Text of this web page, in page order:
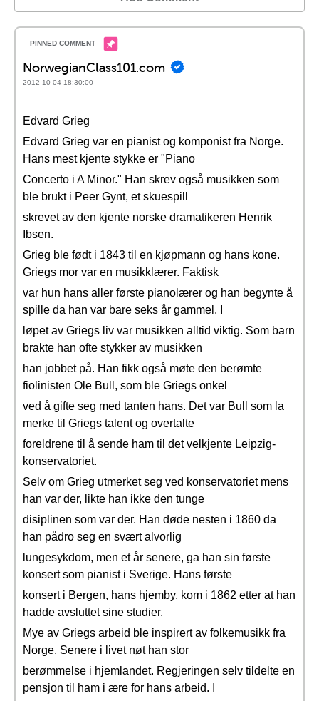
NorwegianClass101.com
2012-10-04 18:30:00
Edvard Grieg
Edvard Grieg var en pianist og komponist fra Norge.
Hans mest kjente stykke er "Piano
Concerto i A Minor." Han skrev også musikken som
ble brukt i Peer Gynt, et skuespill
skrevet av den kjente norske dramatikeren Henrik
Ibsen.
Grieg ble født i 1843 til en kjøpmann og hans kone.
Griegs mor var en musikklærer. Faktisk
var hun hans aller første pianolærer og han begynte å
spille da han var bare seks år gammel. I
løpet av Griegs liv var musikken alltid viktig. Som barn
brakte han ofte stykker av musikken
han jobbet på. Han fikk også møte den berømte
fiolinisten Ole Bull, som ble Griegs onkel
ved å gifte seg med tanten hans. Det var Bull som la
merke til Griegs talent og overtalte
foreldrene til å sende ham til det velkjente Leipzig-
konservatoriet.
Selv om Grieg utmerket seg ved konservatoriet mens
han var der, likte han ikke den tunge
disiplinen som var der. Han døde nesten i 1860 da
han pådro seg en svært alvorlig
lungesykdom, men et år senere, ga han sin første
konsert som pianist i Sverige. Hans første
konsert i Bergen, hans hjemby, kom i 1862 etter at han
hadde avsluttet sine studier.
Mye av Griegs arbeid ble inspirert av folkemusikk fra
Norge. Senere i livet nøt han stor
berømmelse i hjemlandet. Regjeringen selv tildelte en
pensjon til ham i ære for hans arbeid. I